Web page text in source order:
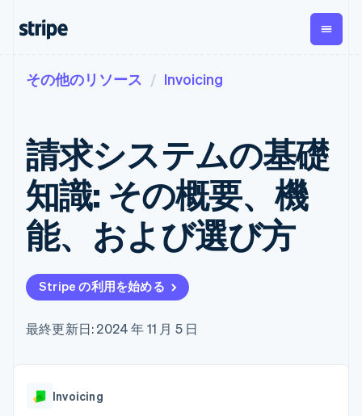
支払い
オンライン決
済
Managed
Payments
マーチャント
オブレコード
ソリューショ
ン
Payment links
不要の決済ペ
ージ
Checkout
構築済み決済
UI
Elements
ポーネント
125 以上の決
収益
経常収益
Metronome
従量課金
サブスクリ
プション
サブスクリ
プションの
1 回限りまた
は継続
Tax
VAT の自動
Recognition
Global
Payouts
第三者
への入
金
ットプ
イス
企業規模別
ユースケース別
エージェンティックコマ
ース
E コマース / ECサイト
埋込型金融
請求・財務関連
グローバルビジネス
マーケットプレイス
ドキュメント
ライブラリと SDK
Stripe Apps
ガイド
オンライン決済を受け付
け
構築済みの決済を実装
プラットフォームまたは
築する
学ぶ
ガイド
サポート
サポートに問い合わせる
管理サポートプラン
プロフェッショナルサー
ビス
その他のリソース Invoicing
請求システムの基礎
知識: その概要、機
能、および選び方
Stripe の利用を始める
最終更新日: 2024 年 11 月 5 日
Invoicing